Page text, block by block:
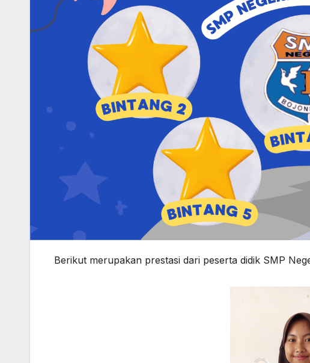
Berikut merupakan prestasi dari peserta didik SMP